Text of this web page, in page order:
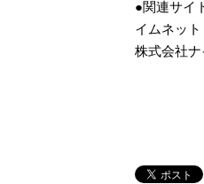
●関連サイ
イムネッ
株式会社